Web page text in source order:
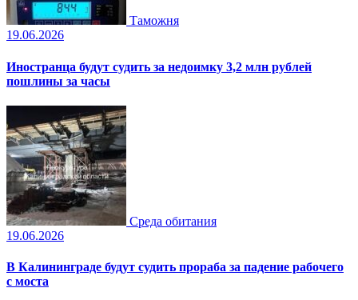
Таможня
19.06.2026
Иностранца будут судить за недоимку 3,2 млн рублей
пошлины за часы
Среда обитания
19.06.2026
В Калининграде будут судить прораба за падение рабочего
с моста